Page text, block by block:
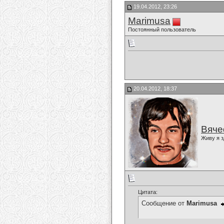
19.04.2012, 23:26
Marimusa
Постоянный пользователь
20.04.2012, 18:37
Живу я
Цитата:
Сообщение от Marimusa